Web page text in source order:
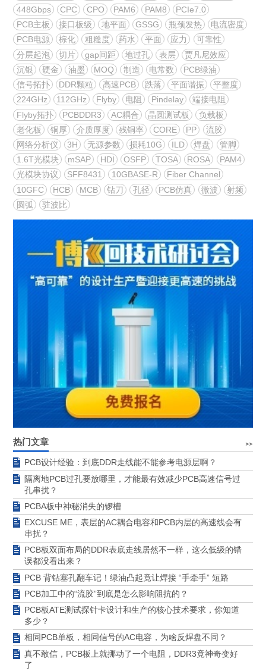
448Gbps
CPC CPO PAM6 PAM8
PCIe7.0
PCB主板
接口板级 地平面 GSSG 瓶颈发热
电流密度
PCB电源
棕化 粗糙度 药水 平面 应力
可靠性
分层起泡
切片 gap间距 地过孔 表层
贾凡尼效应
沉银
硬金 油墨 MOQ 制造 电常数
PCB绿油
信号拓扑
DDR颗粒 高速PCB 跌落 平面谐振
平整度
224GHz
112GHz Flyby 电阻 Pindelay
端接电阻
Flyby拓扑
PCBDDR3 AC耦合 晶圆测试板
负载板
老化板
铜厚 介质厚度 残铜率 CORE PP
流胶
网络分析仪
3H 无源参数 损耗10G ILD 焊盘
管脚
1.6T光模块
mSAP HDI OSFP TOSA ROSA
PAM4
光模块协议
SFF8431 10GBASE-R
Fiber Channel
10GFC
HCB MCB 钻刀 孔径 PCB仿真 微波
射频
圆弧
驻波比
热门文章
PCB设计经验：到底DDR走线能不能参考电源层啊？
隔离地PCB过孔要放哪里，才能最有效减少PCB高速信号过
孔串扰？
PCBA板中神秘消失的锣槽
EXCUSE ME，表层的AC耦合电容和PCB内层的高速线会有
串扰？
PCB板双面布局的DDR表底走线居然不一样，这么低级的错
误都没看出来？
PCB 背钻塞孔翻车记！绿油凸起竟让焊接 “手牵手” 短路
PCB加工中的“流胶”到底是怎么影响阻抗的？
PCB板ATE测试探针卡设计和生产的核心技术要求，你知道
多少？
相同PCB单板，相同信号的AC电容，为啥反焊盘不同？
真不敢信，PCB板上就挪动了一个电阻，DDR3竟神奇变好
了